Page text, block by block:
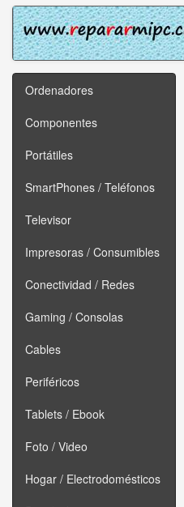
Ordenadores
Componentes
Portátiles
SmartPhones / Teléfonos
Televisor
Impresoras / Consumibles
Conectividad / Redes
Gaming / Consolas
Cables
Periféricos
Tablets / Ebook
Foto / Video
Hogar / Electrodomésticos